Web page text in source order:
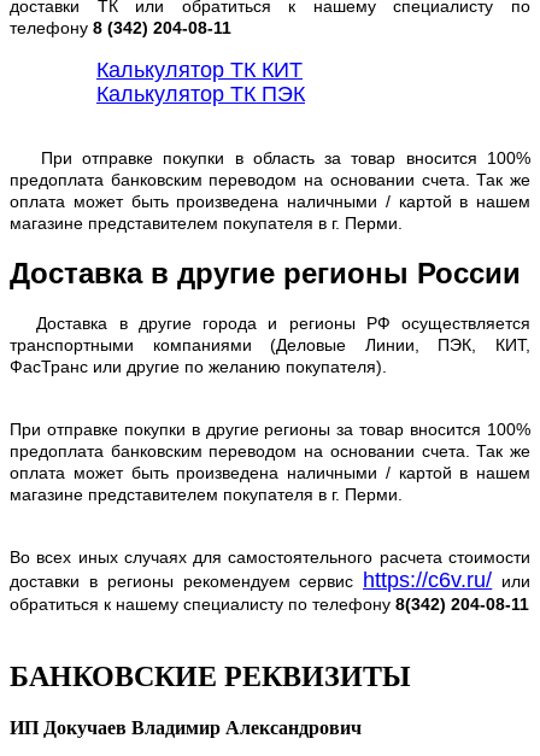
доставки ТК или обратиться к нашему специалисту по
телефону 8 (342) 204-08-11
Калькулятор ТК КИТ
Калькулятор ТК ПЭК
При отправке покупки в область за товар вносится 100%
предоплата банковским переводом на основании счета. Так же
оплата может быть произведена наличными / картой в нашем
магазине представителем покупателя в г. Перми.
Доставка в другие регионы России
Доставка в другие города и регионы РФ осуществляется
транспортными компаниями (Деловые Линии, ПЭК, КИТ,
ФасТранс или другие по желанию покупателя).
При отправке покупки в другие регионы за товар вносится 100%
предоплата банковским переводом на основании счета. Так же
оплата может быть произведена наличными / картой в нашем
магазине представителем покупателя в г. Перми.
Во всех иных случаях для самостоятельного расчета стоимости
доставки в регионы рекомендуем сервис
https://c6v.ru/ или
обратиться к нашему специалисту по телефону 8(342) 204-08-11
БАНКОВСКИЕ РЕКВИЗИТЫ
ИП Докучаев Владимир Александрович